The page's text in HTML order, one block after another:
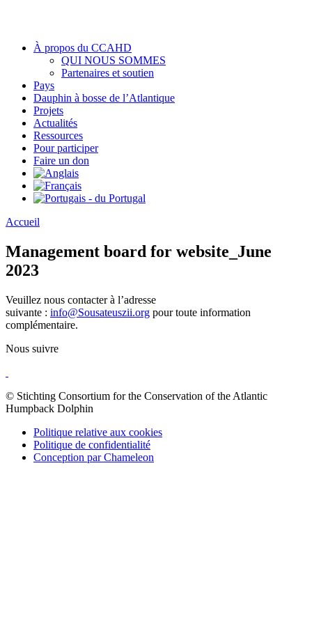
À propos du CCAHD
QUI NOUS SOMMES
Partenaires et soutien
Pays
Dauphin à bosse de l’Atlantique
Projets
Actualités
Ressources
Pour participer
Faire un don
Accueil
Management board for website_June
2023
Veuillez nous contacter à l’adresse
suivante : info@Sousateuszii.org pour toute information
complémentaire.
Nous suivre
© Stichting Consortium for the Conservation of the Atlantic
Humpback Dolphin
Politique relative aux cookies
Politique de confidentialité
Conception par Chameleon